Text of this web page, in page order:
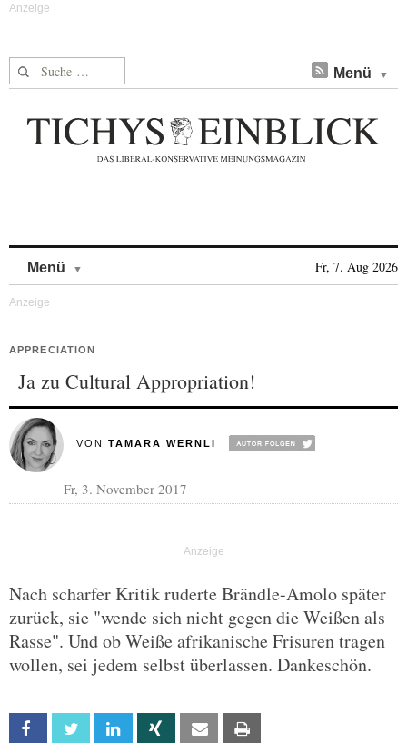
Suche nach: Menü
Menü Fr, 7. Aug 2026
APPRECIATION
Ja zu Cultural Appropriation!
VON TAMARA WERNLI
Fr, 3. November 2017
Nach scharfer Kritik ruderte Brändle-Amolo später
zurück, sie "wende sich nicht gegen die Weißen als
Rasse". Und ob Weiße afrikanische Frisuren tragen
wollen, sei jedem selbst überlassen. Dankeschön.
Facebook Twitter Linkedin Xing Email